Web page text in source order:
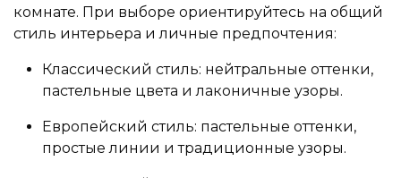
комнате. При выборе ориентируйтесь на общий
стиль интерьера и личные предпочтения:
Классический стиль: нейтральные оттенки,
пастельные цвета и лаконичные узоры.
Европейский стиль: пастельные оттенки,
простые линии и традиционные узоры.